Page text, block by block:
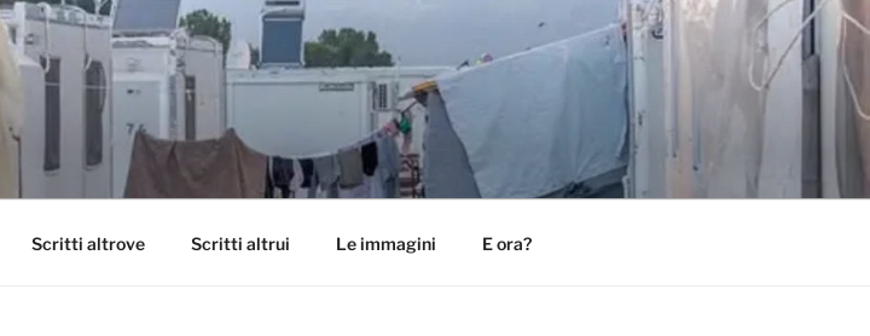
Scritti altrove Scritti altrui Le immagini E ora?